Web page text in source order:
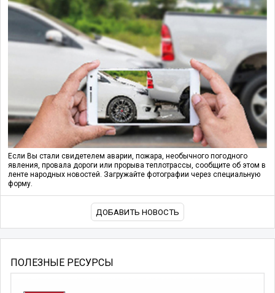
Если Вы стали свидетелем аварии, пожара, необычного погодного
явления, провала дороги или прорыва теплотрассы, сообщите об этом в
ленте народных новостей. Загружайте фотографии через специальную
форму.
ДОБАВИТЬ НОВОСТЬ
ПОЛЕЗНЫЕ РЕСУРСЫ